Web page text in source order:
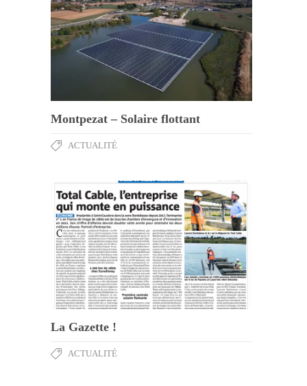
Montpezat – Solaire flottant
ACTUALITÉ
La Gazette !
ACTUALITÉ